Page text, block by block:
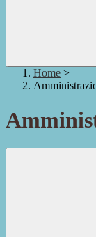
Home >